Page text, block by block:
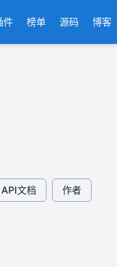
件 榜单 源码 博客
API文档 作者